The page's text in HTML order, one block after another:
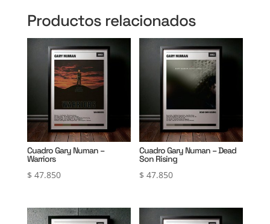
Productos relacionados
Cuadro Gary Numan –
Warriors
$ 47.850
Cuadro Gary Numan – Dead
Son Rising
$ 47.850